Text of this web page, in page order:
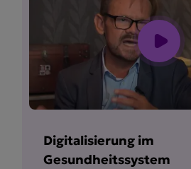
Digitalisierung im
Gesundheitssystem